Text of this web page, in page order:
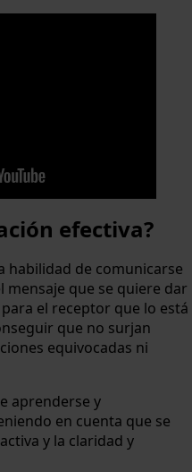
efectiva?
habilidad de comunicarse
que se quiere dar
el receptor que lo está
que no surjan
equivocadas ni
aprenderse y
en cuenta que se
y la claridad y